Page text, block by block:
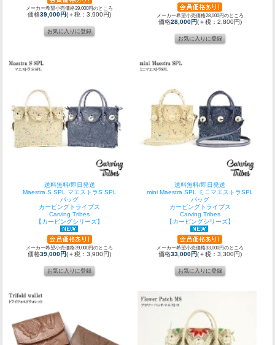
メーカー希望小売価格39,000円のところ
価格39,000円(＋税：3,900円) メーカー希望小売価格28,000円のところ
価格28,000円(＋税：2,800円)
送料無料/即日発送
Maestra S SPL マエストラS SPL
バッグ
カービングトライブス
Carving Tribes
【カービングシリーズ】
メーカー希望小売価格39,000円のところ
価格39,000円(＋税：3,900円)
送料無料/即日発送
mini Maestra SPL ミニマエストラSPL
バッグ
カービングトライブス
Carving Tribes
【カービングシリーズ】
メーカー希望小売価格33,000円のところ
価格33,000円(＋税：3,300円)